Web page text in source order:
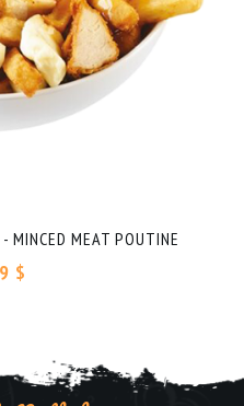
MINCED MEAT POUTINE
$